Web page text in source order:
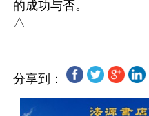
的成功与否。
分享到：